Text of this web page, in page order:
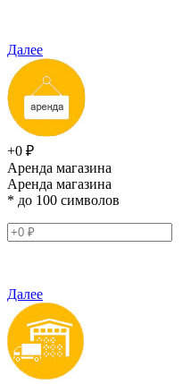
Далее
+0 ₽
Аренда магазина
Аренда магазина
* до 100 символов
Далее